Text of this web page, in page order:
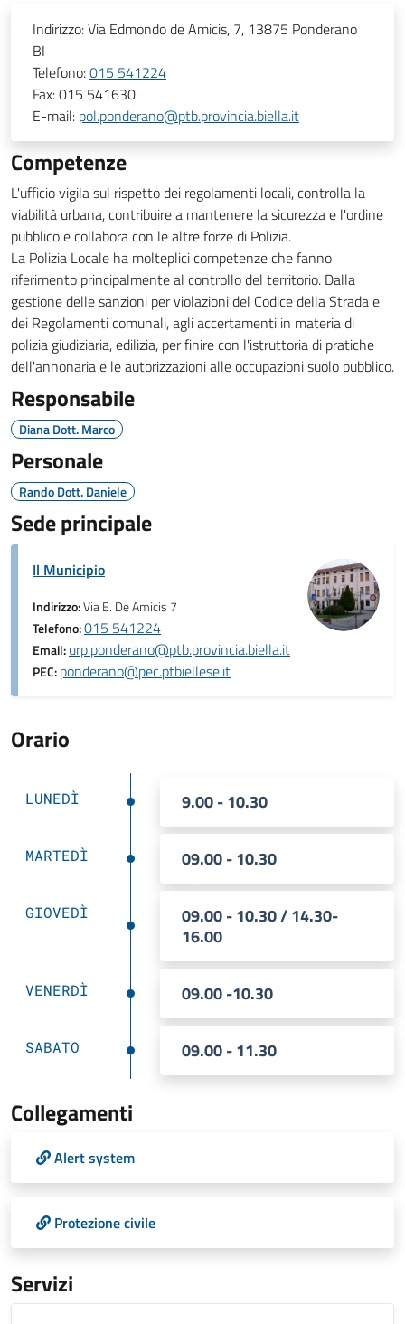
Indirizzo:Via Edmondo de Amicis, 7, 13875 Ponderano
BI
Telefono:015 541224
Fax:015 541630
E-mail: pol.ponderano@ptb.provincia.biella.it
Competenze
L'ufficio vigila sul rispetto dei regolamenti locali, controlla la
viabilità urbana, contribuire a mantenere la sicurezza e l'ordine
pubblico e collabora con le altre forze di Polizia.
La Polizia Locale ha molteplici competenze che fanno
riferimento principalmente al controllo del territorio. Dalla
gestione delle sanzioni per violazioni del Codice della Strada e
dei Regolamenti comunali, agli accertamenti in materia di
polizia giudiziaria, edilizia, per finire con l'istruttoria di pratiche
dell'annonaria e le autorizzazioni alle occupazioni suolo pubblico.
Responsabile
Diana Dott. Marco
Personale
Rando Dott. Daniele
Sede principale
Il Municipio
Indirizzo:Via E. De Amicis 7
Telefono:015 541224
Email:urp.ponderano@ptb.provincia.biella.it
PEC:ponderano@pec.ptbiellese.it
Orario
LUNEDÌ 9.00 - 10.30
MARTEDÌ 09.00 - 10.30
GIOVEDÌ
09.00 - 10.30 / 14.30-
16.00
VENERDÌ 09.00 -10.30
SABATO 09.00 - 11.30
Collegamenti
Alert system
Protezione civile
Servizi